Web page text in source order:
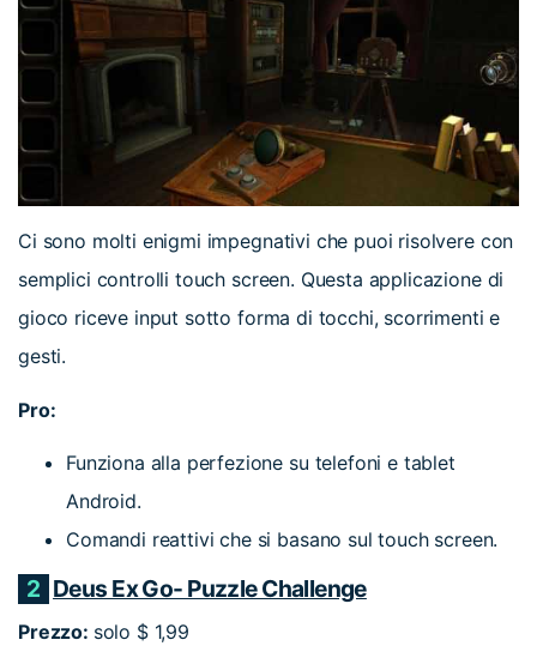
Ci sono molti enigmi impegnativi che puoi risolvere con
semplici controlli touch screen. Questa applicazione di
gioco riceve input sotto forma di tocchi, scorrimenti e
gesti.
Pro:
Funziona alla perfezione su telefoni e tablet
Android.
Comandi reattivi che si basano sul touch screen.
2 Deus Ex Go- Puzzle Challenge
Prezzo: solo $ 1,99